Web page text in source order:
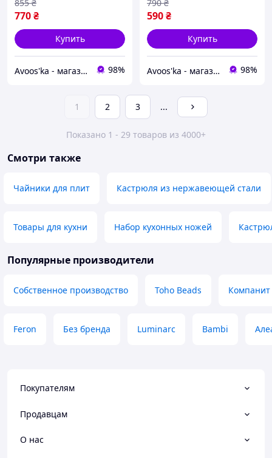
770₴
855 ₴
Купить
Avoos'ka - магазин для Вашого дому та комфорту,) 98%
посуды и ручки Soft
590₴
790 ₴
Купить
Avoos'ka - магазин для Вашого дому та комфорту,) 98%
1 2 3 ...
Показано 1 - 29 товаров из 4000+
Смотри также
Чайники для плит Кастрюля из нержавеющей стали
Товары для кухни Набор кухонных ножей
Популярные производители
Собственное производство Toho Beads Компанит
Feron Без бренда Luminarc Bambi
Покупателям
Продавцам
О нас